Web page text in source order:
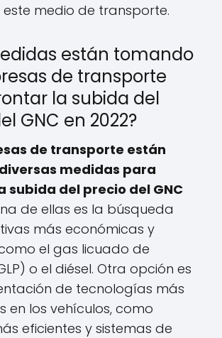
medio de transporte.
están tomando
de transporte
la subida del
GNC en 2022?
de transporte están
medidas para
subida del precio del GNC
de ellas es la búsqueda
más económicas y
el gas licuado de
o el diésel. Otra opción es
de tecnologías más
en los vehículos, como
eficientes y sistemas de